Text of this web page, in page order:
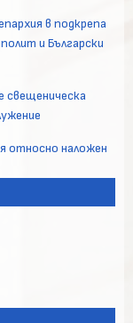
в подкрепа
и Български
свещеническа
относно наложен